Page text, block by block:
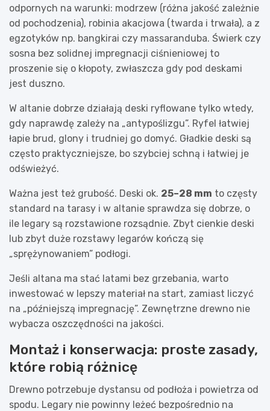
odpornych na warunki: modrzew (różna jakość zależnie
od pochodzenia), robinia akacjowa (twarda i trwała), a z
egzotyków np. bangkirai czy massaranduba. Świerk czy
sosna bez solidnej impregnacji ciśnieniowej to
proszenie się o kłopoty, zwłaszcza gdy pod deskami
jest duszno.
W altanie dobrze działają deski ryflowane tylko wtedy,
gdy naprawdę zależy na „antypoślizgu”. Ryfel łatwiej
łapie brud, glony i trudniej go domyć. Gładkie deski są
często praktyczniejsze, bo szybciej schną i łatwiej je
odświeżyć.
Ważna jest też grubość. Deski ok. 25–28 mm to częsty
standard na tarasy i w altanie sprawdza się dobrze, o
ile legary są rozstawione rozsądnie. Zbyt cienkie deski
lub zbyt duże rozstawy legarów kończą się
„sprężynowaniem” podłogi.
Jeśli altana ma stać latami bez grzebania, warto
inwestować w lepszy materiał na start, zamiast liczyć
na „późniejszą impregnację”. Zewnętrzne drewno nie
wybacza oszczędności na jakości.
Montaż i konserwacja: proste zasady,
które robią różnicę
Drewno potrzebuje dystansu od podłoża i powietrza od
spodu. Legary nie powinny leżeć bezpośrednio na